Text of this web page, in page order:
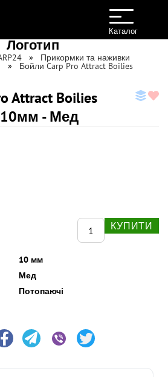
Toggle
navigation
Каталог
Прикормки та наживки
Бойли Carp Pro Attract Boilies
Attract Boilies
10мм - Мед
КУПИТИ
10 мм
Мед
Потопаючі